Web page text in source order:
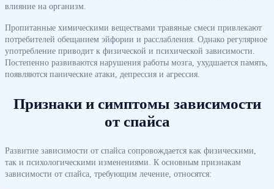
влияние на организм.
Пропитанные химическими веществами травяные смеси привлекают
потребителей обещанием эйфории и расслабления. Однако регулярное
употребление приводит к физической и психической зависимости.
Постепенно развиваются нарушения работы мозга, ухудшается память,
появляются панические атаки, депрессия и агрессия.
Признаки и симптомы зависимости
от спайса
Развитие зависимости от спайса сопровождается как физическими,
так и психологическими изменениями. К основным признакам
зависимости от спайса, требующим лечение, относятся: